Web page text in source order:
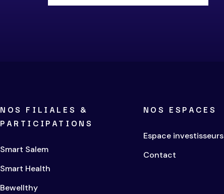
NOS FILIALES &
PARTICIPATIONS
Smart Salem
Smart Health
Bewellthy
NOS ESPACES
Espace investisseurs
Contact